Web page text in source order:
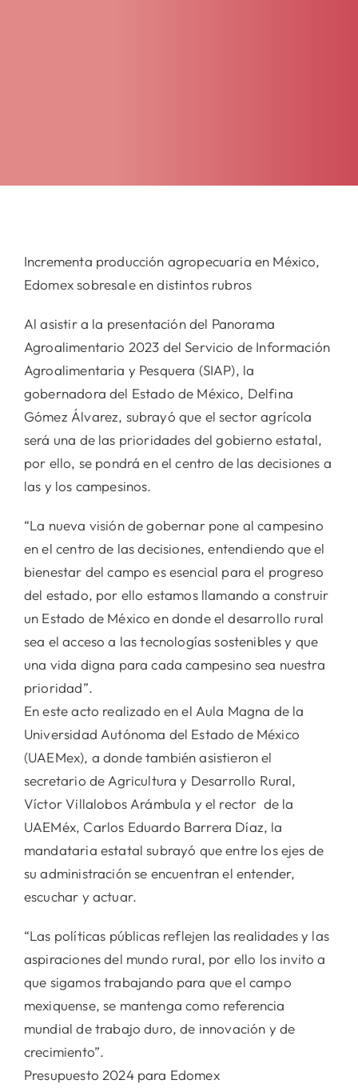
Incrementa producción agropecuaria en México,
Edomex sobresale en distintos rubros
Al asistir a la presentación del Panorama
Agroalimentario 2023 del Servicio de Información
Agroalimentaria y Pesquera (SIAP), la
gobernadora del Estado de México, Delfina
Gómez Álvarez, subrayó que el sector agrícola
será una de las prioridades del gobierno estatal,
por ello, se pondrá en el centro de las decisiones a
las y los campesinos.
“La nueva visión de gobernar pone al campesino
en el centro de las decisiones, entendiendo que el
bienestar del campo es esencial para el progreso
del estado, por ello estamos llamando a construir
un Estado de México en donde el desarrollo rural
sea el acceso a las tecnologías sostenibles y que
una vida digna para cada campesino sea nuestra
prioridad”.
En este acto realizado en el Aula Magna de la
Universidad Autónoma del Estado de México
(UAEMex), a donde también asistieron el
secretario de Agricultura y Desarrollo Rural,
Víctor Villalobos Arámbula y el rector de la
UAEMéx, Carlos Eduardo Barrera Díaz, la
mandataria estatal subrayó que entre los ejes de
su administración se encuentran el entender,
escuchar y actuar.
“Las políticas públicas reflejen las realidades y las
aspiraciones del mundo rural, por ello los invito a
que sigamos trabajando para que el campo
mexiquense, se mantenga como referencia
mundial de trabajo duro, de innovación y de
crecimiento”.
Presupuesto 2024 para Edomex